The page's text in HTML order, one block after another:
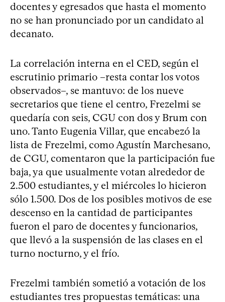
docentes y egresados que hasta el momento
no se han pronunciado por un candidato al
decanato.
La correlación interna en el CED, según el
escrutinio primario –resta contar los votos
observados–, se mantuvo: de los nueve
secretarios que tiene el centro, Frezelmi se
quedaría con seis, CGU con dos y Brum con
uno. Tanto Eugenia Villar, que encabezó la
lista de Frezelmi, como Agustín Marchesano,
de CGU, comentaron que la participación fue
baja, ya que usualmente votan alrededor de
2.500 estudiantes, y el miércoles lo hicieron
sólo 1.500. Dos de los posibles motivos de ese
descenso en la cantidad de participantes
fueron el paro de docentes y funcionarios,
que llevó a la suspensión de las clases en el
turno nocturno, y el frío.
Frezelmi también sometió a votación de los
estudiantes tres propuestas temáticas: una